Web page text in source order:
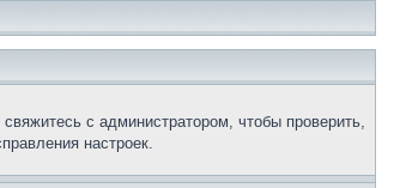
с администратором, чтобы проверить,
настроек.